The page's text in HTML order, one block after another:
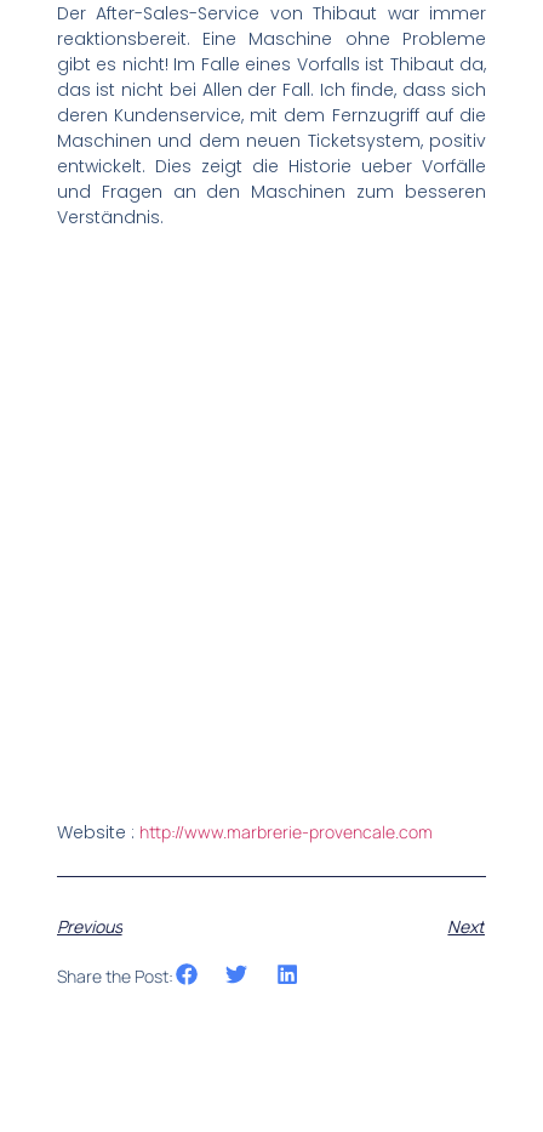
Der After-Sales-Service von Thibaut war immer
reaktionsbereit. Eine Maschine ohne Probleme
gibt es nicht! Im Falle eines Vorfalls ist Thibaut da,
das ist nicht bei Allen der Fall. Ich finde, dass sich
deren Kundenservice, mit dem Fernzugriff auf die
Maschinen und dem neuen Ticketsystem, positiv
entwickelt. Dies zeigt die Historie ueber Vorfälle
und Fragen an den Maschinen zum besseren
Verständnis.
Website : http://www.marbrerie-provencale.com
Previous Next
Share the Post: